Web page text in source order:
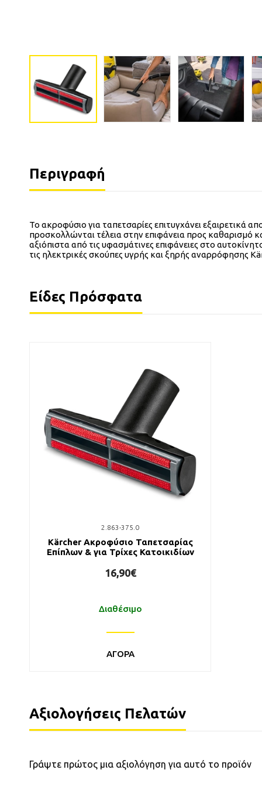
Περιγραφή
Το ακροφύσιο για ταπετσαρίες επιτυγχάνει
προσκολλώνται τέλεια στην επιφάνεια προς
αξιόπιστα από τις υφασμάτινες επιφάνειες στο
τις ηλεκτρικές σκούπες υγρής και ξηρής αναρρόφησης
Είδες Πρόσφατα
2.863-375.0
Kärcher Ακροφύσιο Ταπετσαρίας
Επίπλων & για Τρίχες Κατοικιδίων
16,90€
Διαθέσιμο
ΑΓΟΡΑ
Αξιολογήσεις Πελατών
Γράψτε πρώτος μια αξιολόγηση για αυτό το προϊόν